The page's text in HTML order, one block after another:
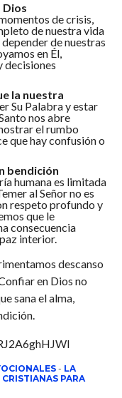
Dios
de crisis,
de nuestra vida
de nuestras
en Él,
decisiones
la nuestra
Su Palabra y estar
nos abre
el rumbo
que hay confusión o
bendición
humana es limitada
al Señor no es
respeto profundo y
que le
consecuencia
interior.
descanso
en Dios no
sana el alma,
- LA
PARA